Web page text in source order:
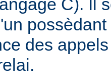
C). Il
des